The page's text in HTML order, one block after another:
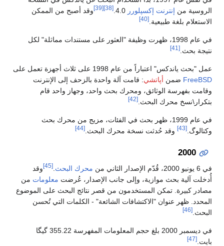
الروسية من إنترنت إكسپلورر [38]
[39]
وقد أصبح من الممكن
الاستعلام بلغة طبيعية.[40]
في عام 1998، ظهرت وظيفة "العثور على مستندات مماثلة" لكل
نتيجة بحث.[41]
عمل "بحث ياندكس" اعتباراً من عام 1998 على ثلاث أجهزة تعمل على
FreeBSD ضمن أپاتشي: قامت آلة واحدة بالزحف إلى الإنترنت
وقامت بفهرسة الوثائق، ومحرك بحث واحد، وجهاز واحد قام
بتكرار\نسخ محرك البحث.[42]
في عام 1999، ظهر بحث في الفئات، مزيج من محرك بحث
وكتالوگ.[43] وقد حُدثت نسخة محرك البحث.[44]
2000
في 6 يونيو 2000، قُدّم الإصدار الثاني من محرك البحث [45]
وقد
أُدخلت آلية بحث موازية، وإلى جانب الإصدار، عُرضت معلومات من
مصادر كبيرة. تمكن المستخدمون من قصر نتائج البحث على الموضوع
المحدد. ظهر عنوان "الاكتشافات الشائعة" - الكلمات التي تُحسن
البحث. [46]
في ديسمبر 2000 بلغ حجم المعلومات المفهرسة 355.22 گيگا
بايت. [47]